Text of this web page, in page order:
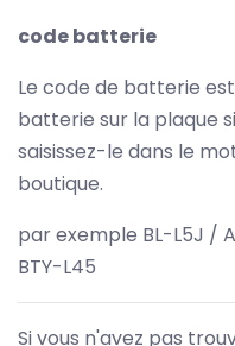
code batterie
Le code de batterie
batterie sur la plaque
saisissez-le dans le
boutique.
par exemple BL-L5J /
BTY-L45
Si vous n'avez pas